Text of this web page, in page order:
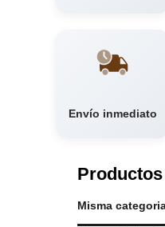
Envío inmediato
Misma